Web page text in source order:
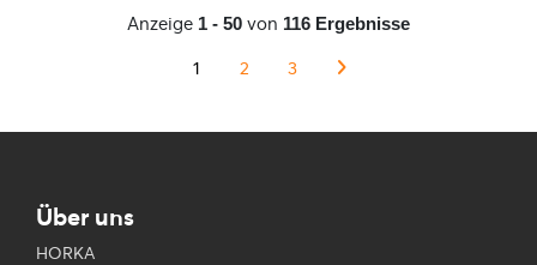
Anzeige 1 - 50 von 116 Ergebnisse
1 2 3
Über uns
HORKA